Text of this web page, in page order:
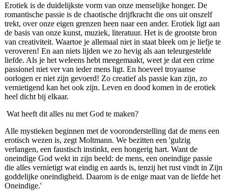
Erotiek is de duidelijkste vorm van onze menselijke honger. De
romantische passie is de chaotische drijfkracht die ons uit onszelf
trekt, over onze eigen grenzen heen naar een ander. Erotiek ligt aan
de basis van onze kunst, muziek, literatuur. Het is de grootste bron
van creativiteit. Waartoe je allemaal niet in staat bleek om je liefje te
veroveren! En aan niets lijden we zo hevig als aan teleurgestelde
liefde. Als je het weleens hebt meegemaakt, weet je dat een crime
passionel niet ver van ieder mens ligt. En hoeveel troyaanse
oorlogen er niet zijn gevoerd! Zo creatief als passie kan zijn, zo
vernietigend kan het ook zijn. Leven en dood komen in de erotiek
heel dicht bij elkaar.
Wat heeft dit alles nu met God te maken?
Alle mystieken beginnen met de vooronderstelling dat de mens een
erotisch wezen is, zegt Moltmann. We bezitten een 'gulzig
verlangen, een faustisch instinkt, een hongerig hart. Want de
oneindige God wekt in zijn beeld: de mens, een oneindige passie
die alles vernietigt wat eindig en aards is, tenzij het rust vindt in Zijn
goddelijke oneindigheid. Daarom is de enige maat van de liefde het
Oneindige.'